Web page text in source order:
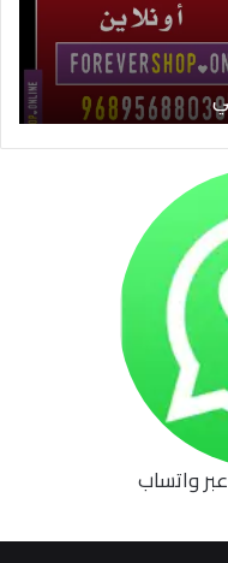
واتساب